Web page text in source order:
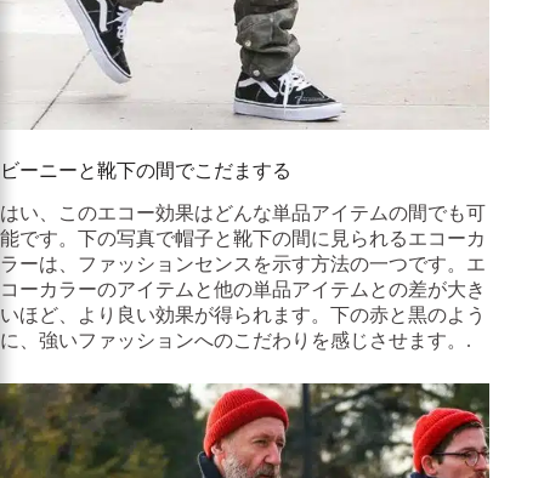
ビーニーと靴下の間でこだまする
はい、このエコー効果はどんな単品アイテムの間でも可
能です。下の写真で帽子と靴下の間に見られるエコーカ
ラーは、ファッションセンスを示す方法の一つです。エ
コーカラーのアイテムと他の単品アイテムとの差が大き
いほど、より良い効果が得られます。下の赤と黒のよう
に、強いファッションへのこだわりを感じさせます。.